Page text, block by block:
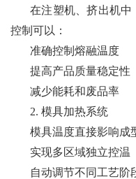
在注塑机、挤出机
控制可以：
准确控制熔融温度
提高产品质量稳定性
减少能耗和废品率
2. 模具加热系统
模具温度直接影响成
实现多区域独立控温
自动调节不同工艺阶